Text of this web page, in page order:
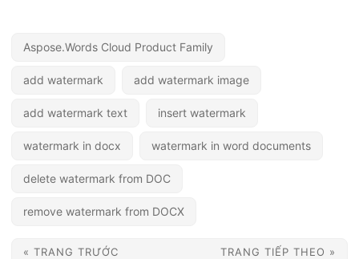
Aspose.Words Cloud Product Family
add watermark add watermark image
add watermark text insert watermark
watermark in docx watermark in word documents
delete watermark from DOC
remove watermark from DOCX
« TRANG TRƯỚC TRANG TIẾP THEO »